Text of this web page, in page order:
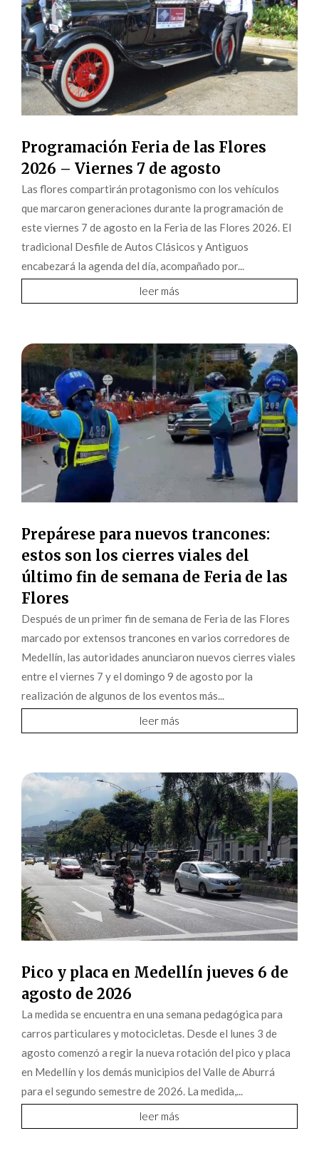
Programación Feria de las Flores
2026 – Viernes 7 de agosto
Las flores compartirán protagonismo con los vehículos
que marcaron generaciones durante la programación de
este viernes 7 de agosto en la Feria de las Flores 2026. El
tradicional Desfile de Autos Clásicos y Antiguos
encabezará la agenda del día, acompañado por...
leer más
Prepárese para nuevos trancones:
estos son los cierres viales del
último fin de semana de Feria de las
Flores
Después de un primer fin de semana de Feria de las Flores
marcado por extensos trancones en varios corredores de
Medellín, las autoridades anunciaron nuevos cierres viales
entre el viernes 7 y el domingo 9 de agosto por la
realización de algunos de los eventos más...
leer más
Pico y placa en Medellín jueves 6 de
agosto de 2026
La medida se encuentra en una semana pedagógica para
carros particulares y motocicletas. Desde el lunes 3 de
agosto comenzó a regir la nueva rotación del pico y placa
en Medellín y los demás municipios del Valle de Aburrá
para el segundo semestre de 2026. La medida,...
leer más